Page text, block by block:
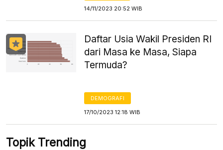
14/11/2023 20:52 WIB
Daftar Usia Wakil Presiden RI
dari Masa ke Masa, Siapa
Termuda?
DEMOGRAFI
17/10/2023 12:18 WIB
Topik Trending